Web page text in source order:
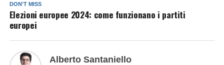
DON'T MISS
Elezioni europee 2024: come funzionano i partiti
europei
Alberto Santaniello